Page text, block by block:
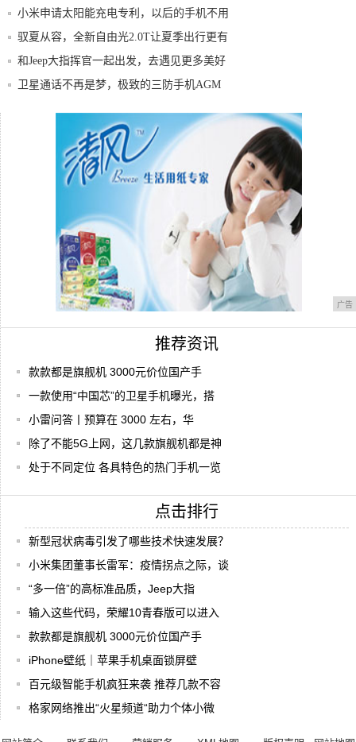
小米申请太阳能充电专利，以后的手机不用
充电了
驭夏从容，全新自由光2.0T让夏季出行更有
底
和Jeep大指挥官一起出发，去遇见更多美好
吧
卫星通话不再是梦，极致的三防手机AGM
除了不能5G上网，这几款旗舰机都是神仙
广告
推荐资讯
款款都是旗舰机 3000元价位国产手
一款使用“中国芯”的卫星手机曝光，搭
小雷问答丨预算在 3000 左右，华
除了不能5G上网，这几款旗舰机都是神
处于不同定位 各具特色的热门手机一览
点击排行
新型冠状病毒引发了哪些技术快速发展？
小米集团董事长雷军：疫情拐点之际，谈
“多一倍”的高标准品质，Jeep大指
输入这些代码，荣耀10青春版可以进入
款款都是旗舰机 3000元价位国产手
iPhone壁纸｜苹果手机桌面锁屏壁
百元级智能手机疯狂来袭 推荐几款不容
格家网络推出“火星频道“助力个体小微